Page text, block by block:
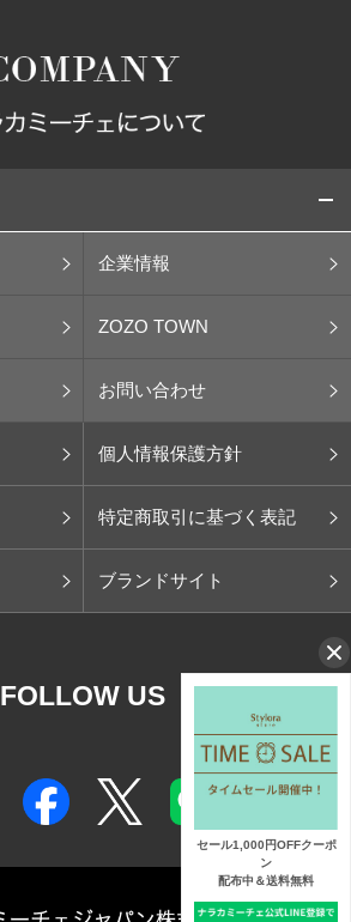
企業情報
ZOZO TOWN
お問い合わせ
個人情報保護方針
特定商取引に基づく表記
ブランドサイト
FOLLOW US
セール1,000円OFFクーポ
ン
配布中＆送料無料